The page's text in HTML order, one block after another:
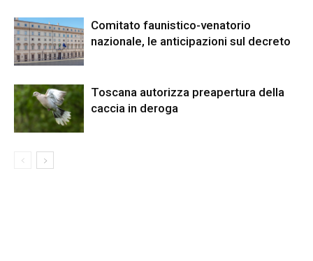
Comitato faunistico-venatorio
nazionale, le anticipazioni sul decreto
Toscana autorizza preapertura della
caccia in deroga